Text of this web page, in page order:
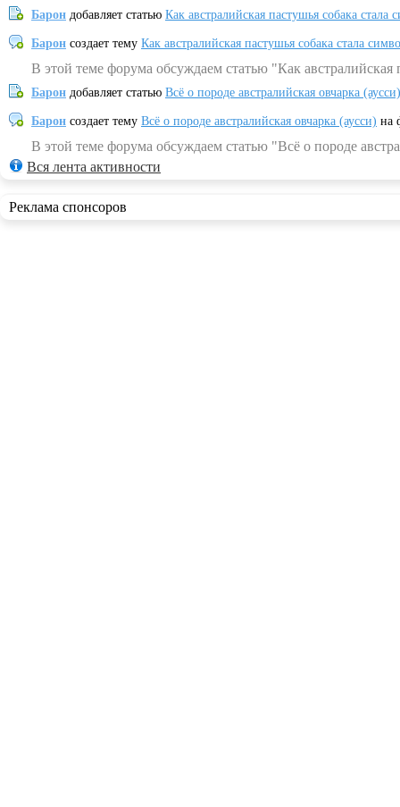
Барон добавляет статью Как австралийская пастушья собака
Барон создает тему Как австралийская пастушья собака стала
В этой теме форума обсуждаем статью "Как
Барон добавляет статью Всё о породе австралийская овчарка (аусси)
Барон создает тему Всё о породе австралийская овчарка (аусси) на
В этой теме форума обсуждаем статью "Всё о породе
Вся лента активности
Реклама спонсоров